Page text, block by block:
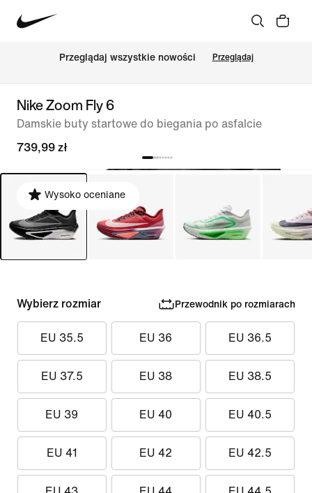
Przeglądaj wszystkie nowości Przeglądaj
Nike Zoom Fly 6
Damskie buty startowe do biegania po asfalcie
739,99 zł
Wysoko oceniane
Wybierz rozmiar Przewodnik po rozmiarach
EU 35.5 EU 36 EU 36.5
EU 37.5 EU 38 EU 38.5
EU 39 EU 40 EU 40.5
EU 41 EU 42 EU 42.5